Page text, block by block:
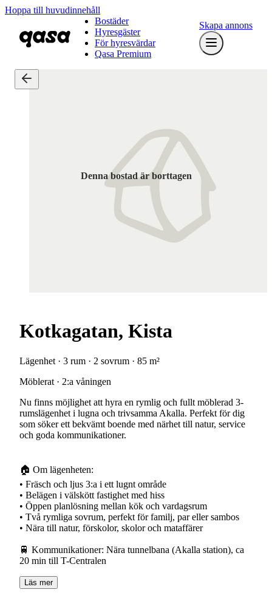
Hoppa till huvudinnehåll
Bostäder
Hyresgäster
För hyresvärdar
Qasa Premium
Skapa annons
Denna bostad är borttagen
Kotkagatan, Kista
Lägenhet · 3 rum · 2 sovrum · 85 m²
Möblerat · 2:a våningen
Nu finns möjlighet att hyra en rymlig och fullt möblerad 3-
rumslägenhet i lugna och trivsamma Akalla. Perfekt för dig
som söker ett bekvämt boende med närhet till natur, service
och goda kommunikationer.
🏠 Om lägenheten:
• Fräsch och ljus 3:a i ett lugnt område
• Belägen i välskött fastighet med hiss
• Öppen planlösning mellan kök och vardagsrum
• Två rymliga sovrum, perfekt för familj, par eller sambos
• Nära till natur, förskolor, skolor och mataffärer
🚆 Kommunikationer: Nära tunnelbana (Akalla station), ca
20 min till T-Centralen
Läs mer